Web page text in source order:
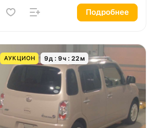
Подробнее
АУКЦИОН 9д 9ч 22м